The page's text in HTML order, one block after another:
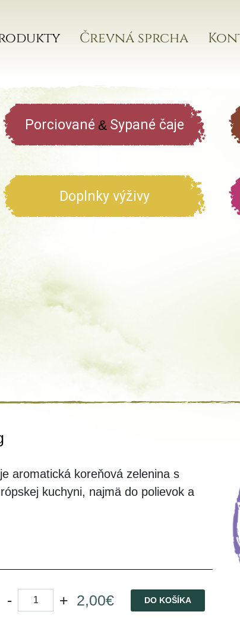
Črevná sprcha
Porciované & Sypané čaje
Doplnky výživy
aromatická koreňová zelenina s
kuchyni, najmä do polievok a
- + 2,00€ DO KOŠÍKA